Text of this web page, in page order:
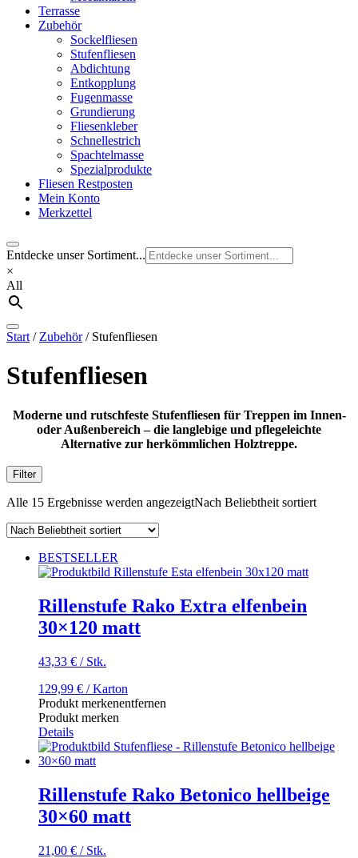
Terrasse
Zubehör
Sockelfliesen
Stufenfliesen
Abdichtung
Entkopplung
Fugenmasse
Grundierung
Fliesenkleber
Schnellestrich
Spachtelmasse
Spezialprodukte
Fliesen Restposten
Mein Konto
Merkzettel
Entdecke unser Sortiment...
×
All
Start / Zubehör/ Stufenfliesen
Stufenfliesen
Moderne und rutschfeste Stufenfliesen für Treppen im Innen-
oder Außenbereich – die langlebige und pflegeleichte
Alternative zur herkömmlichen Holztreppe.
Filter
Alle 15 Ergebnisse werden angezeigtNach Beliebtheit sortiert
BESTSELLER
Rillenstufe Rako Extra elfenbein
30×120 matt
43,33 € / Stk.
129,99 € / Karton
Produkt merkenentfernen
Produkt merken
Details
Rillenstufe Rako Betonico hellbeige
30×60 matt
21,00 € / Stk.